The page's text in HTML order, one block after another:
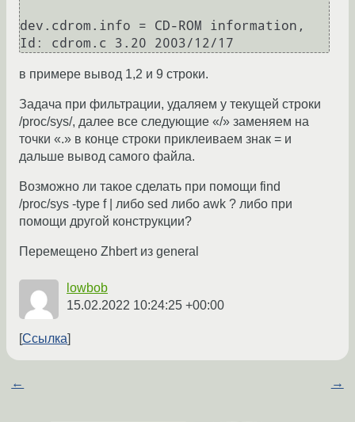
dev.cdrom.info = CD-ROM information,
в примере вывод 1,2 и 9 строки.
Задача при фильтрации, удаляем у текущей строки
/proc/sys/, далее все следующие «/» заменяем на
точки «.» в конце строки приклеиваем знак = и
дальше вывод самого файла.
Возможно ли такое сделать при помощи find
/proc/sys -type f | либо sed либо awk ? либо при
помощи другой конструкции?
Перемещено Zhbert из general
lowbob
15.02.2022 10:24:25 +00:00
Ссылка
← →